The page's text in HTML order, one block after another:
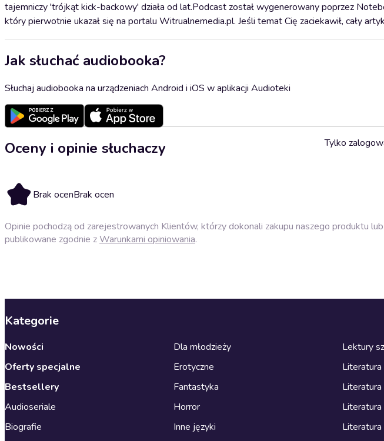
tajemniczy 'trójkąt kick-backowy' działa od lat.Podcast został wygenerowany poprzez
który pierwotnie ukazał się na portalu Witrualnemedia.pl. Jeśli temat Cię zaciekawił, cały
Jak słuchać audiobooka?
Słuchaj audiobooka na urządzeniach Android i iOS w aplikacji Audioteki
Oceny i opinie słuchaczy
Brak ocenBrak ocen
Tylko
Opinie pochodzą od zarejestrowanych Klientów, którzy dokonali zakupu naszego produktu
publikowane zgodnie zWarunkami opiniowania.
Kategorie
Nowości
Oferty specjalne
Bestsellery
Audioseriale
Biografie
Dla młodzieży
Erotyczne
Fantastyka
Horror
Inne języki
Lektury
Literatura
Literatura